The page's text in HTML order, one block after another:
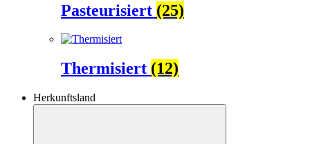
Pasteurisiert (25)
Thermisiert (12)
Herkunftsland